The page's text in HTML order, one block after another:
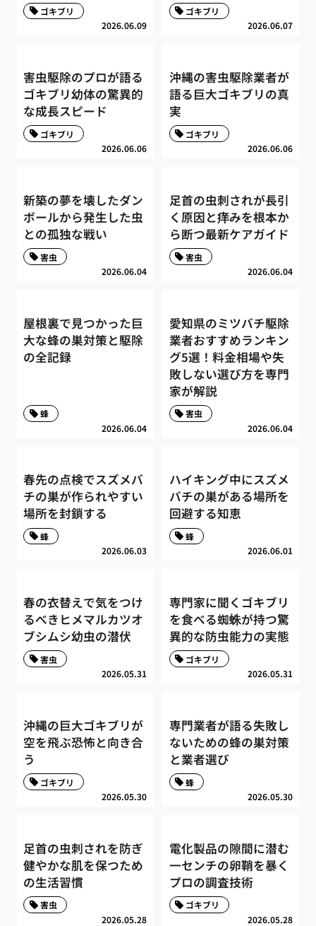
2026.06.09
ゴキブリ
2026.06.07
ゴキブリ
害虫駆除のプロが語る
ゴキブリ幼体の驚異的
な成長スピード
2026.06.06
ゴキブリ
沖縄の害虫駆除業者が
語る巨大ゴキブリの真
実
2026.06.06
ゴキブリ
新築の夢を壊したダン
ボールから発生した虫
との孤独な戦い
2026.06.04
害虫
足首の虫刺されが長引
く原因と痒みを根本か
ら断つ最新ケアガイド
2026.06.04
害虫
屋根裏で見つかった巨
大な蜂の巣対策と駆除
の全記録
2026.06.04
蜂
愛知県のミツバチ駆除
業者おすすめランキン
グ5選！料金相場や失
敗しない選び方を専門
家が解説
2026.06.04
害虫
春先の点検でスズメバ
チの巣が作られやすい
場所を封鎖する
2026.06.03
蜂
ハイキング中にスズメ
バチの巣がある場所を
回避する知恵
2026.06.01
蜂
春の衣替えで気をつけ
るべきヒメマルカツオ
ブシムシ幼虫の潜伏
2026.05.31
害虫
専門家に聞くゴキブリ
を食べる蜘蛛が持つ驚
異的な防虫能力の実態
2026.05.31
ゴキブリ
沖縄の巨大ゴキブリが
空を飛ぶ恐怖と向き合
う
2026.05.30
ゴキブリ
専門業者が語る失敗し
ないための蜂の巣対策
と業者選び
2026.05.30
蜂
足首の虫刺されを防ぎ
健やかな肌を保つため
の生活習慣
2026.05.28
害虫
電化製品の隙間に潜む
一センチの卵鞘を暴く
プロの調査技術
2026.05.28
ゴキブリ